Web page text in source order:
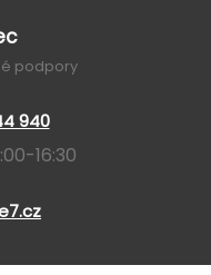
podpory
940
16:30